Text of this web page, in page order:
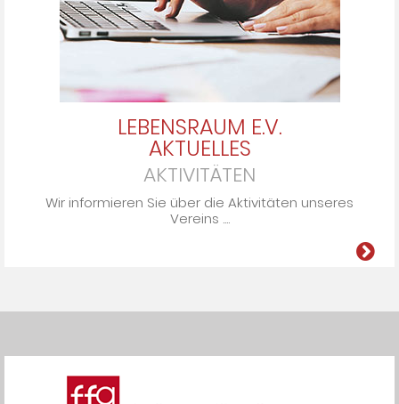
LEBENSRAUM E.V.
AKTUELLES
AKTIVITÄTEN
Wir informieren Sie über die Ak­ti­vi­tä­ten un­se­res
Ver­eins ....